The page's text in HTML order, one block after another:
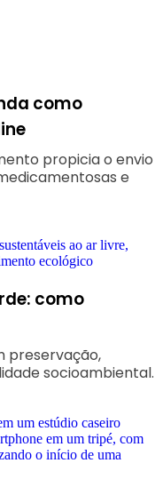
como
propicia o envio
e
como
preservação,
socioambiental.